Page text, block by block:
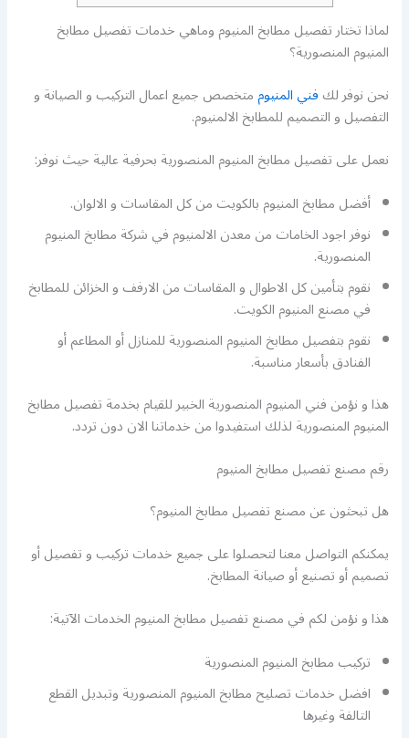
لماذا تختار تفصيل مطابخ المنيوم وماهي خدمات تفصيل مطابخ
المنيوم المنصورية؟
نحن نوفر لكفني المنيوممتخصص جميع اعمال التركيب و الصيانة و
التفصيل و التصميم للمطابخ الالمنيوم.
نعمل على تفصيل مطابخ المنيوم المنصورية بحرفية عالية حيث نوفر:
أفضل مطابخ المنيوم بالكويت من كل المقاسات و الالوان.
نوفر اجود الخامات من معدن الالمنيوم في شركة مطابخ المنيوم
المنصورية.
نقوم بتأمين كل الاطوال و المقاسات من الارفف و الخزائن للمطابخ
في مصنع المنيوم الكويت.
نقوم بتفصيل مطابخ المنيوم المنصورية للمنازل أو المطاعم أو
الفنادق بأسعار مناسبة.
هذا و نؤمن فني المنيوم المنصورية الخبير للقيام بخدمة تفصيل مطابخ
المنيوم المنصورية لذلك استفيدوا من خدماتنا الان دون تردد.
رقم مصنع تفصيل مطابخ المنيوم
هل تبحثون عن مصنع تفصيل مطابخ المنيوم؟
يمكنكم التواصل معنا لتحصلوا على جميع خدمات تركيب و تفصيل أو
تصميم أو تصنيع أو صيانة المطابخ.
هذا و نؤمن لكم في مصنع تفصيل مطابخ المنيوم الخدمات الآتية:
تركيب مطابخ المنيوم المنصورية
افضل خدمات تصليح مطابخ المنيوم المنصورية وتبديل القطع
التالفة وغيرها